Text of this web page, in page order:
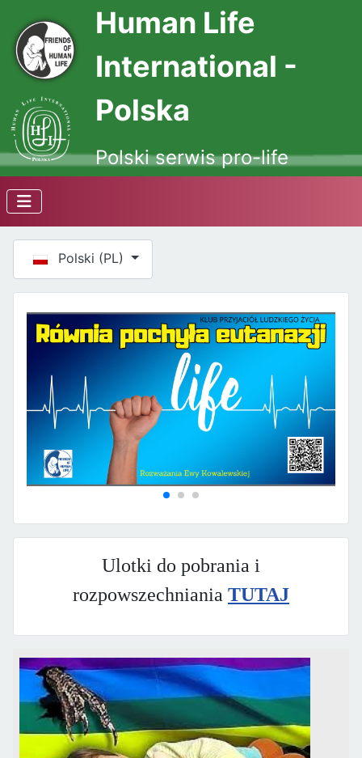
Human Life
International -
Polska
Polski serwis pro-life
Wybierz swój język
Polski (PL)
Ulotki do pobrania i
rozpowszechniania TUTAJ